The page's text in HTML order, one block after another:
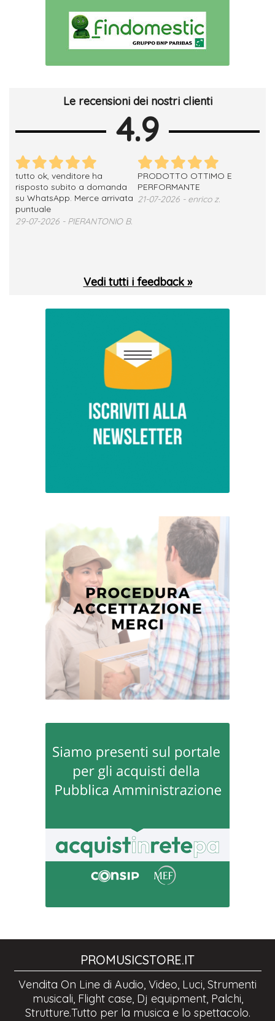
Le recensioni dei nostri clienti
4.9
tutto ok, venditore ha
risposto subito a domanda
su WhatsApp. Merce arrivata
puntuale
29-07-2026 - PIERANTONIO B.
PRODOTTO OTTIMO E
PERFORMANTE
21-07-2026 - enrico z.
Vedi tutti i feedback »
PROMUSICSTORE.IT
Vendita On Line di Audio, Video, Luci, Strumenti
musicali, Flight case, Dj equipment, Palchi,
Strutture.Tutto per la musica e lo spettacolo.